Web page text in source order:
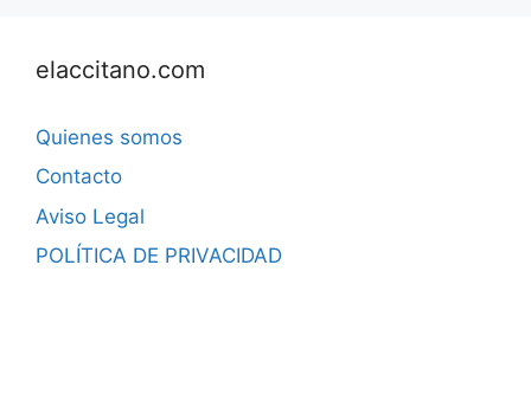
elaccitano.com
Quienes somos
Contacto
Aviso Legal
POLÍTICA DE PRIVACIDAD